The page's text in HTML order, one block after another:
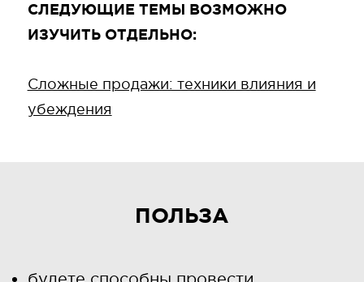
СЛЕДУЮЩИЕ ТЕМЫ ВОЗМОЖНО
ИЗУЧИТЬ ОТДЕЛЬНО:
Сложные продажи: техники влияния и
убеждения
ПОЛЬЗА